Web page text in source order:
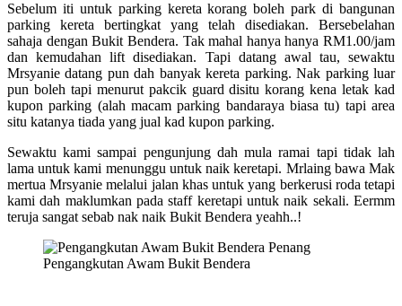
Sebelum iti untuk parking kereta korang boleh park di bangunan
parking kereta bertingkat yang telah disediakan. Bersebelahan
sahaja dengan Bukit Bendera. Tak mahal hanya hanya RM1.00/jam
dan kemudahan lift disediakan. Tapi datang awal tau, sewaktu
Mrsyanie datang pun dah banyak kereta parking. Nak parking luar
pun boleh tapi menurut pakcik guard disitu korang kena letak kad
kupon parking (alah macam parking bandaraya biasa tu) tapi area
situ katanya tiada yang jual kad kupon parking.
Sewaktu kami sampai pengunjung dah mula ramai tapi tidak lah
lama untuk kami menunggu untuk naik keretapi. Mrlaing bawa Mak
mertua Mrsyanie melalui jalan khas untuk yang berkerusi roda tetapi
kami dah maklumkan pada staff keretapi untuk naik sekali. Eermm
teruja sangat sebab nak naik Bukit Bendera yeahh..!
Pengangkutan Awam Bukit Bendera